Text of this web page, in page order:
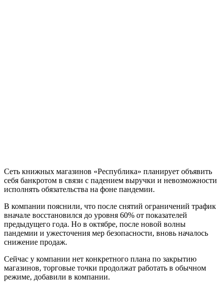
Сеть книжных магазинов «Республика» планирует объявить
себя банкротом в связи с падением выручки и невозможности
исполнять обязательства на фоне пандемии.
В компании пояснили, что после снятий ограничений трафик
вначале восстановился до уровня 60% от показателей
предыдущего года. Но в октябре, после новой волны
пандемии и ужесточения мер безопасности, вновь началось
снижение продаж.
Сейчас у компании нет конкретного плана по закрытию
магазинов, торговые точки продолжат работать в обычном
режиме, добавили в компании.